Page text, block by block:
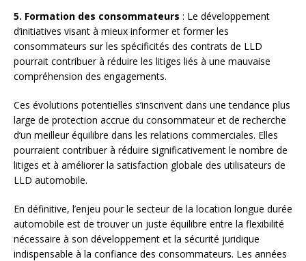
5. Formation des consommateurs : Le développement
d’initiatives visant à mieux informer et former les
consommateurs sur les spécificités des contrats de LLD
pourrait contribuer à réduire les litiges liés à une mauvaise
compréhension des engagements.
Ces évolutions potentielles s’inscrivent dans une tendance plus
large de protection accrue du consommateur et de recherche
d’un meilleur équilibre dans les relations commerciales. Elles
pourraient contribuer à réduire significativement le nombre de
litiges et à améliorer la satisfaction globale des utilisateurs de
LLD automobile.
En définitive, l’enjeu pour le secteur de la location longue durée
automobile est de trouver un juste équilibre entre la flexibilité
nécessaire à son développement et la sécurité juridique
indispensable à la confiance des consommateurs. Les années